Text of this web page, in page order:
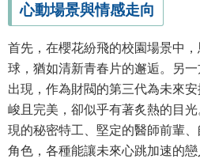
心動場景與情感走向
首先，在櫻花紛飛的校園場景中
球，猶如清新青春片的邂逅。另
出現，作為財閥的第三代為未來
峻且完美，卻似乎有著炙熱的目
現的秘密特工、堅定的醫師前輩
角色，各種能讓未來心跳加速的